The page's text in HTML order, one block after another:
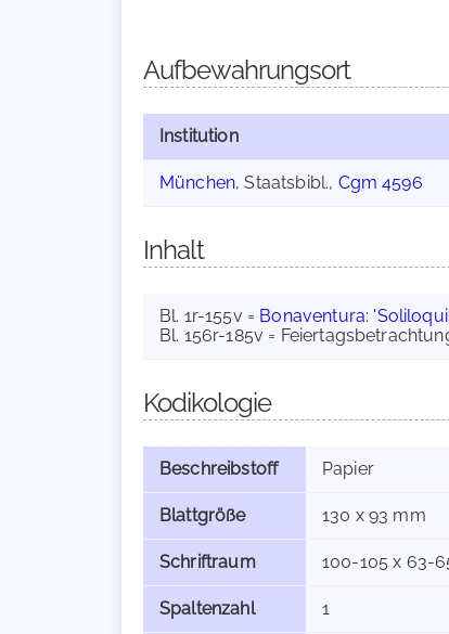
Aufbewahrungsort
Institution
München, Staatsbibl., Cgm 4596
Inhalt
Bl. 1r-155v = Bonaventura:
Bl. 156r-185v =
Kodikologie
Beschreibstoff Papier
Blattgröße 130 x 93 mm
Schriftraum 100-105 x 63-
Spaltenzahl 1